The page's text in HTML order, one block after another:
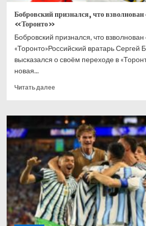
Бобровский признался, что взволнован
«Торонто»
Бобровский признался, что
«Торонто»Российский вратарь Сергей
высказался о своём переходе в
новая...
Читать далееПрочитать
Бобровский
признался,
что
взволнован
своим
переходом
в
«Торонто»